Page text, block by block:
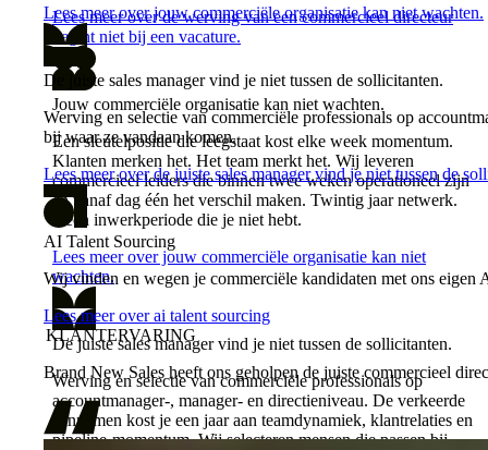
Lees meer over jouw commerciële organisatie kan niet wachten.
De juiste sales manager vind je niet tussen de sollicitanten.
Werving en selectie van commerciële professionals op
bij waar ze vandaan komen.
Lees meer over de juiste sales manager vind je niet tussen de
AI Talent Sourcing
Wij vinden en wegen je commerciële kandidaten met ons eigen
Lees meer over ai talent sourcing
KLANTERVARING
Brand New Sales heeft ons geholpen de juiste commercieel
Lees meer over de werving van een commercieel directeur
begint niet bij een vacature.
Jouw commerciële organisatie kan niet wachten.
Een sleutelpositie die leegstaat kost elke week momentum.
Klanten merken het. Het team merkt het. Wij leveren
commercieel leiders die binnen twee weken operationeel zijn
en vanaf dag één het verschil maken. Twintig jaar netwerk.
Geen inwerkperiode die je niet hebt.
Lees meer over jouw commerciële organisatie kan niet
wachten.
De juiste sales manager vind je niet tussen de sollicitanten.
Werving en selectie van commerciële professionals op
accountmanager-, manager- en directieniveau. De verkeerde
aannemen kost je een jaar aan teamdynamiek, klantrelaties en
pipeline-momentum. Wij selecteren mensen die passen bij